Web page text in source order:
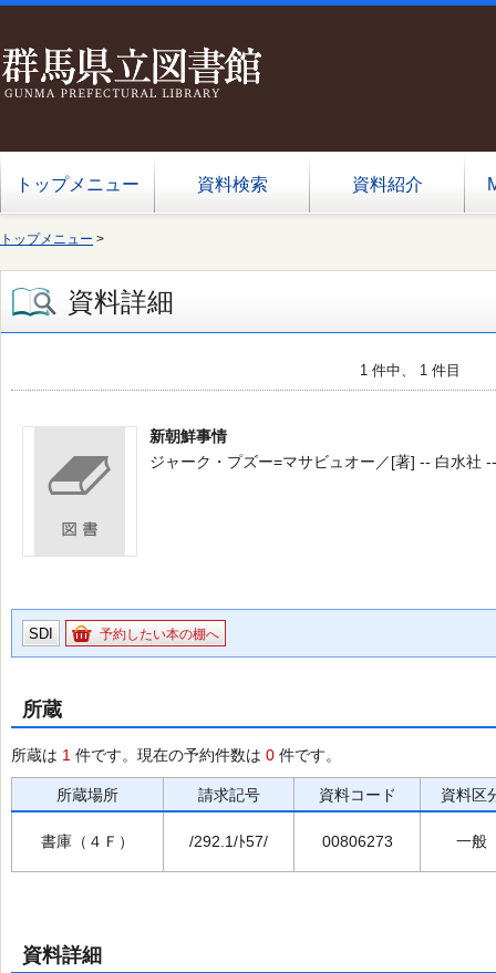
トップメニュー 資料検索 資料紹介
トップメニュー >
資料詳細
1 件中、 1 件目
新朝鮮事情
ジャーク・プズー=マサビュオー／[著] -- 白水社
SDI 予約したい本の棚へ
所蔵
所蔵は 1 件です。現在の予約件数は 0 件です。
所蔵場所 請求記号 資料コード 資料区
書庫（４Ｆ） /292.1/ﾄ57/ 00806273 一般
資料詳細